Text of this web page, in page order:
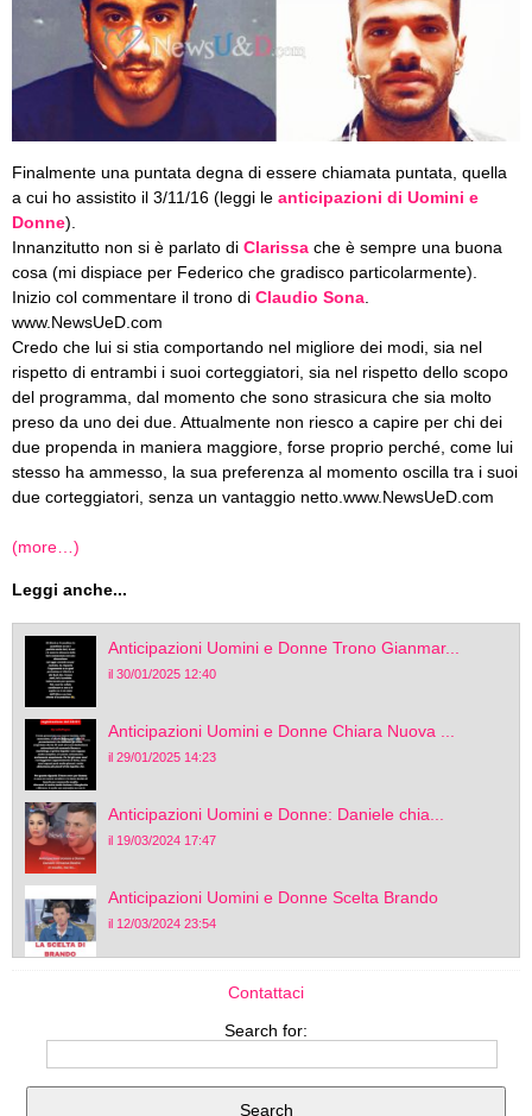
Finalmente una puntata degna di essere chiamata puntata, quella
a cui ho assistito il 3/11/16 (leggi le anticipazioni di Uomini e
Donne).
Innanzitutto non si è parlato di Clarissa che è sempre una buona
cosa (mi dispiace per Federico che gradisco particolarmente).
Inizio col commentare il trono di Claudio Sona
www.NewsUeD.com
Credo che lui si stia comportando nel migliore dei modi, sia nel
rispetto di entrambi i suoi corteggiatori, sia nel rispetto dello scopo
del programma, dal momento che sono strasicura che sia molto
preso da uno dei due. Attualmente non riesco a capire per chi dei
due propenda in maniera maggiore, forse proprio perché, come lui
stesso ha ammesso, la sua preferenza al momento oscilla tra i suoi
due corteggiatori, senza un vantaggio netto.www.NewsUeD.com
(more…)
Leggi anche...
Anticipazioni Uomini e Donne Trono Gianmar...
il 30/01/2025 12:40
Anticipazioni Uomini e Donne Chiara Nuova ...
il 29/01/2025 14:23
Anticipazioni Uomini e Donne: Daniele chia...
il 19/03/2024 17:47
Anticipazioni Uomini e Donne Scelta Brando
il 12/03/2024 23:54
Contattaci
Search for: